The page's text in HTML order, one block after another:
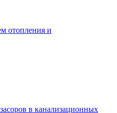
отопления и
в канализационных